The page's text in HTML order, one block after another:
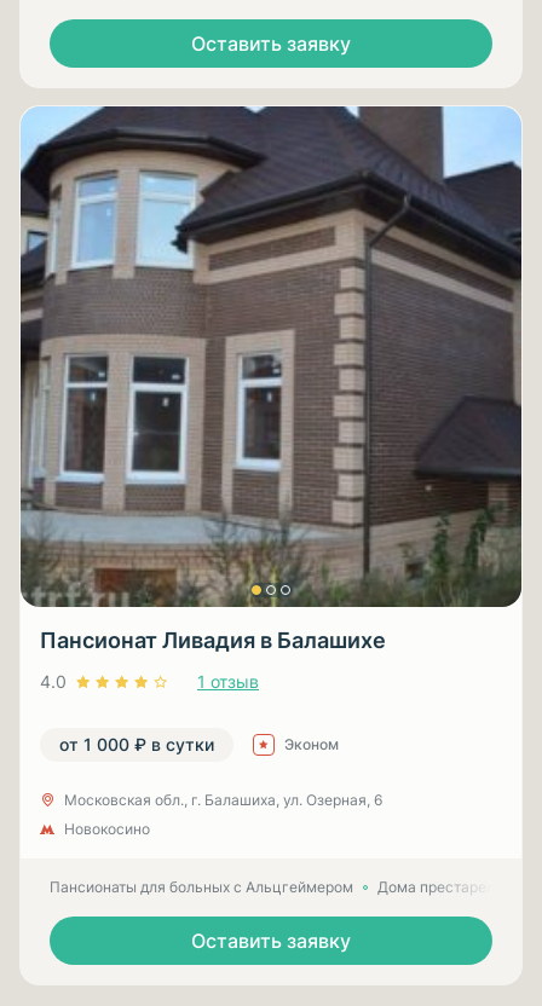
Оставить заявку
Пансионат Ливадия в Балашихе
4.0 1 отзыв
от 1 000 ₽ в сутки Эконом
Московская обл., г. Балашиха, ул. Озерная, 6
Новокосино
Пансионаты для больных с Альцгеймером Дома престарелых
Оставить заявку